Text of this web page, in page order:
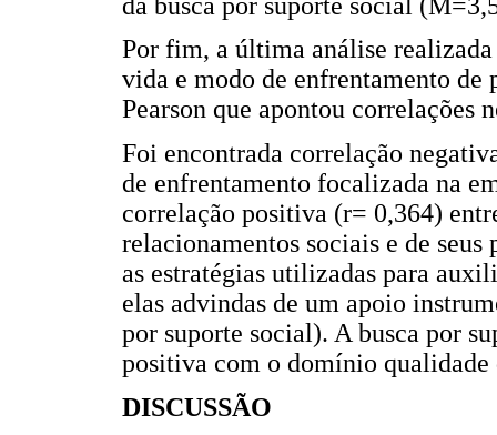
Por fim, a última análise
vida e modo de enfrentamento de
Pearson que apontou correlações
Foi encontrada correlação
de enfrentamento focalizada na
correlação positiva (r= 0,364)
relacionamentos sociais e de
as estratégias utilizadas para
elas advindas de um apoio
por suporte social). A busca por
positiva com o domínio
DISCUSSÃO